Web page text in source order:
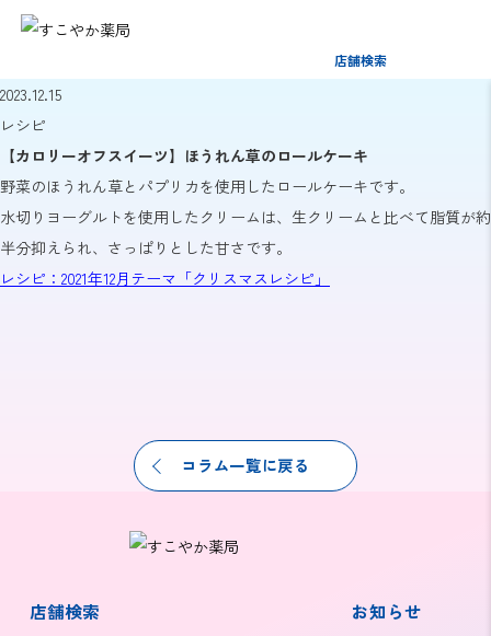
店舗検索
2023.12.15
レシピ
【カロリーオフスイーツ】ほうれん草のロールケーキ
野菜のほうれん草とパプリカを使用したロールケーキです。
水切りヨーグルトを使用したクリームは、生クリームと比べて脂質が約
半分抑えられ、さっぱりとした甘さです。
レシピ：2021年12月テーマ「クリスマスレシピ」
コラム一覧に戻る
店舗検索 お知らせ